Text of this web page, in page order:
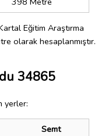
Eğitim Araştırma
olarak hesaplanmıştır.
34865
yerler:
Semt